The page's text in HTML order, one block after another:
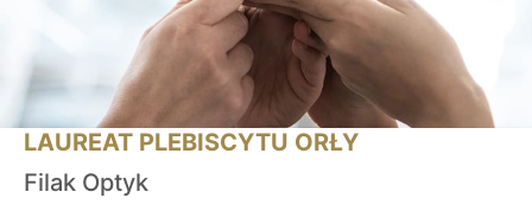
LAUREAT PLEBISCYTU ORŁY
Filak Optyk